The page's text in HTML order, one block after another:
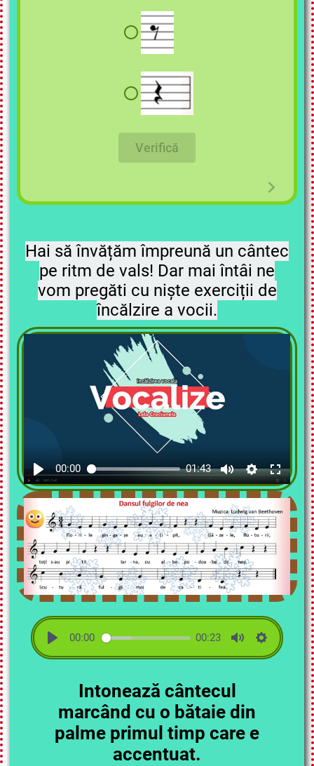
Verifică
Hai să învățăm împreună un cântec
pe ritm de vals! Dar mai întâi ne
vom pregăti cu niște exerciții de
încălzire a vocii.
00:00 01:43
00:00 00:23
Intonează cântecul
marcând cu o bătaie din
palme primul timp care e
accentuat.